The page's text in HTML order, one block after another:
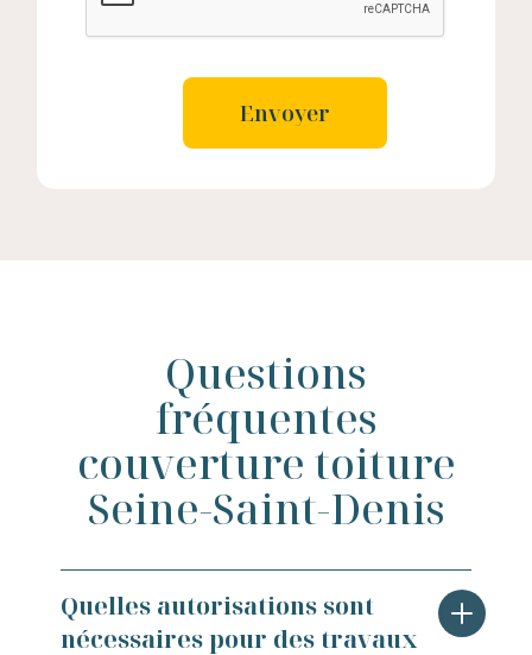
Questions
fréquentes
couverture toiture
Seine-Saint-Denis
Quelles autorisations sont
nécessaires pour des travaux